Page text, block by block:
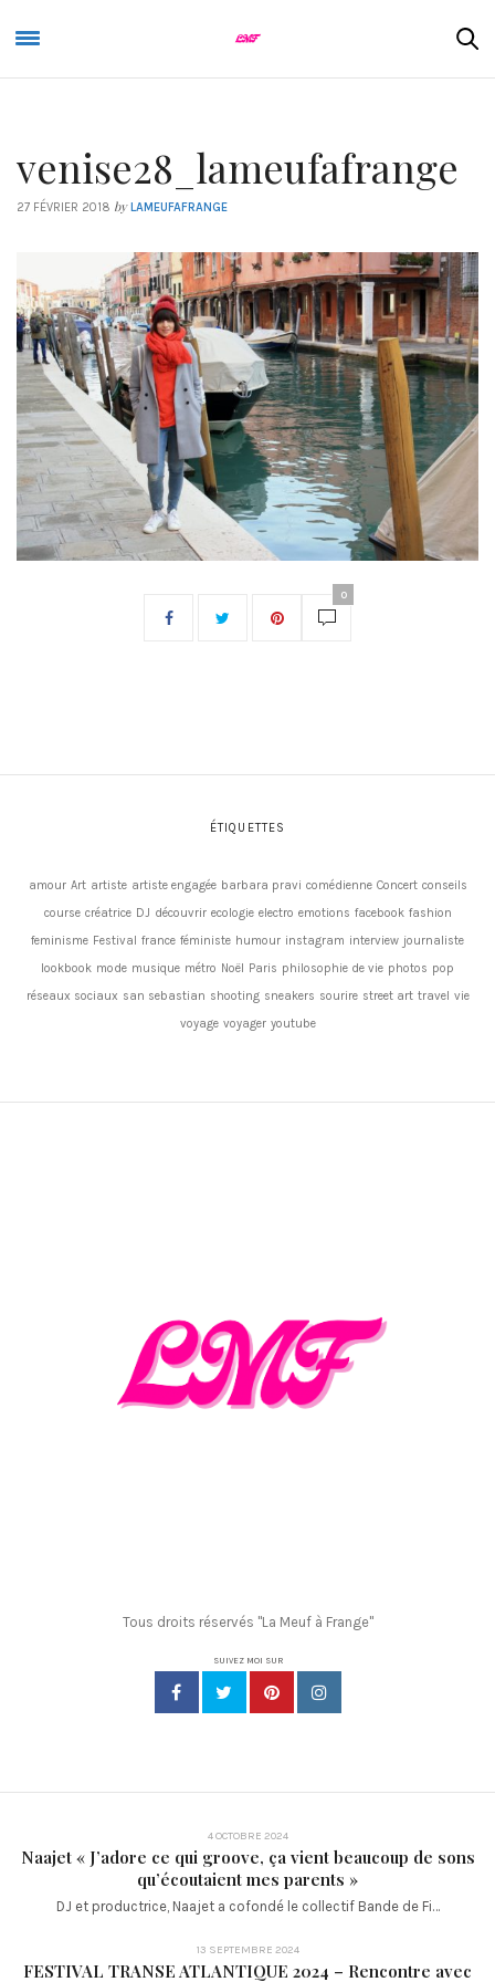
venise28_lameufafrange
27 FÉVRIER 2018 by LAMEUFAFRANGE
0
ÉTIQUETTES
amour Art artiste artiste engagée barbara pravi comédienne Concert conseils
course créatrice DJ découvrir ecologie electro emotions facebook fashion
feminisme Festival france féministe humour instagram interview journaliste
lookbook mode musique métro Noël Paris philosophie de vie photos pop
réseaux sociaux san sebastian shooting sneakers sourire street art travel vie
voyage voyager youtube
Tous droits réservés "La Meuf à Frange"
SUIVEZ MOI SUR
4 OCTOBRE 2024
Naajet « J’adore ce qui groove, ça vient beaucoup de sons
qu’écoutaient mes parents »
DJ et productrice, Naajet a cofondé le collectif Bande de Fi…
13 SEPTEMBRE 2024
FESTIVAL TRANSE ATLANTIQUE 2024 – Rencontre avec